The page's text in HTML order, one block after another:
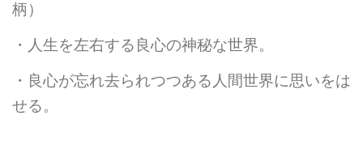
柄）
・人生を左右する良心の神秘な世界。
・良心が忘れ去られつつある人間世界に思いをは
せる。